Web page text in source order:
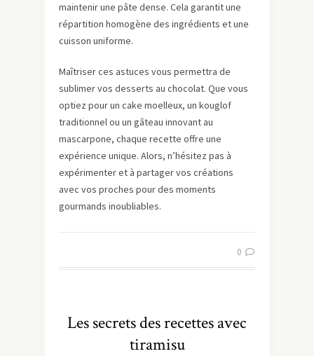
maintenir une pâte dense. Cela garantit une
répartition homogène des ingrédients et une
cuisson uniforme.
Maîtriser ces astuces vous permettra de
sublimer vos desserts au chocolat. Que vous
optiez pour un cake moelleux, un kouglof
traditionnel ou un gâteau innovant au
mascarpone, chaque recette offre une
expérience unique. Alors, n’hésitez pas à
expérimenter et à partager vos créations
avec vos proches pour des moments
gourmands inoubliables.
0
Les secrets des recettes avec
tiramisu